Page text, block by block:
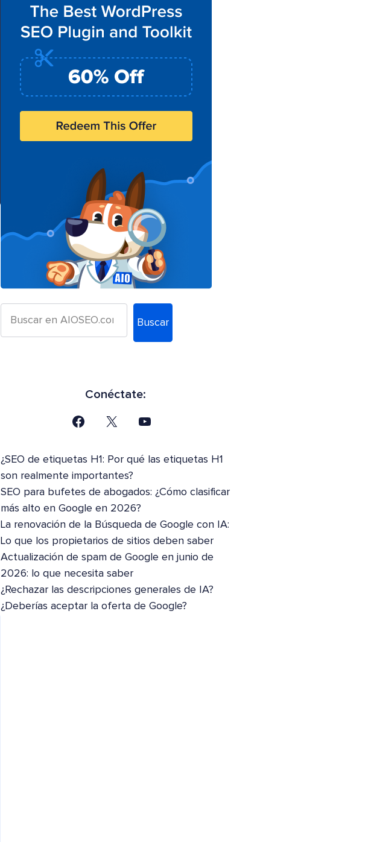
Buscar
Conéctate:
¿SEO de etiquetas H1: Por qué las etiquetas H1
son realmente importantes?
SEO para bufetes de abogados: ¿Cómo clasificar
más alto en Google en 2026?
La renovación de la Búsqueda de Google con IA:
Lo que los propietarios de sitios deben saber
Actualización de spam de Google en junio de
2026: lo que necesita saber
¿Rechazar las descripciones generales de IA?
¿Deberías aceptar la oferta de Google?